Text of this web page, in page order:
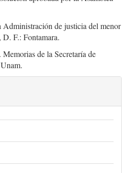
de justicia del menor
F.: Fontamara.
de la Secretaría de